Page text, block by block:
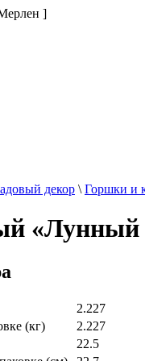
]
декор \ Горшки и
«Лунный
2.227
(кг)
2.227
22.5